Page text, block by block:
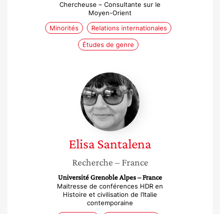
Chercheuse – Consultante sur le
Moyen-Orient
Minorités
Relations internationales
Études de genre
Elisa
Santalena
ElisaSantalena
Recherche – France
Université Grenoble Alpes – France
Maitresse de conférences HDR en
Histoire et civilisation de l’Italie
contemporaine